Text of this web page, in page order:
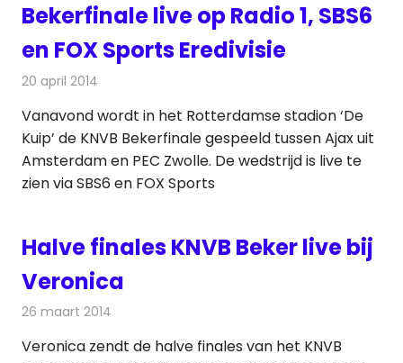
Bekerfinale live op Radio 1, SBS6
en FOX Sports Eredivisie
20 april 2014
Vanavond wordt in het Rotterdamse stadion ‘De
Kuip’ de KNVB Bekerfinale gespeeld tussen Ajax uit
Amsterdam en PEC Zwolle. De wedstrijd is live te
zien via SBS6 en FOX Sports
Halve finales KNVB Beker live bij
Veronica
26 maart 2014
Veronica zendt de halve finales van het KNVB